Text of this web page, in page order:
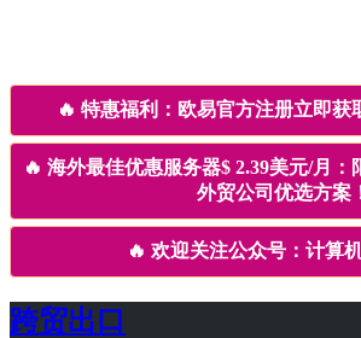
🔥 特惠福利：欧易官方注册立即获
🔥 海外最佳优惠服务器$ 2.39美元/月
外贸公司优选方案
🔥 欢迎关注公众号：计算
跨贸出口